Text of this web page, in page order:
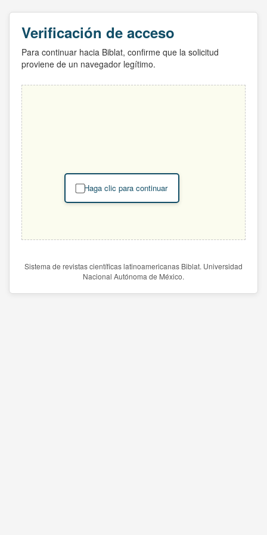
Verificación de acceso
Para continuar hacia Biblat, confirme que la solicitud
proviene de un navegador legítimo.
Haga clic para continuar
Sistema de revistas científicas latinoamericanas Biblat. Universidad
Nacional Autónoma de México.